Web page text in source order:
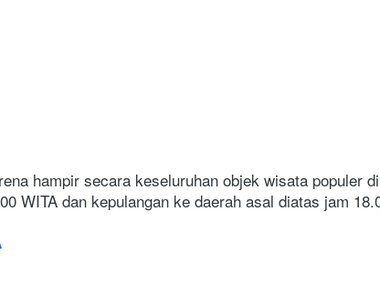
hampir secara keseluruhan objek wisata populer
WITA dan kepulangan ke daerah asal diatas jam